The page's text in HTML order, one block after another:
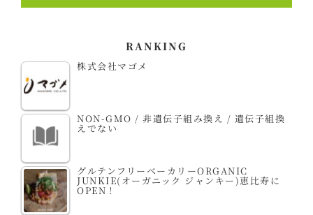
RANKING
株式会社マゴメ
NON-GMO / 非遺伝子組み換え / 遺伝子組換
えでない
グルテンフリーベーカリーORGANIC
JUNKIE(オーガニック ジャンキー)恵比寿に
OPEN！